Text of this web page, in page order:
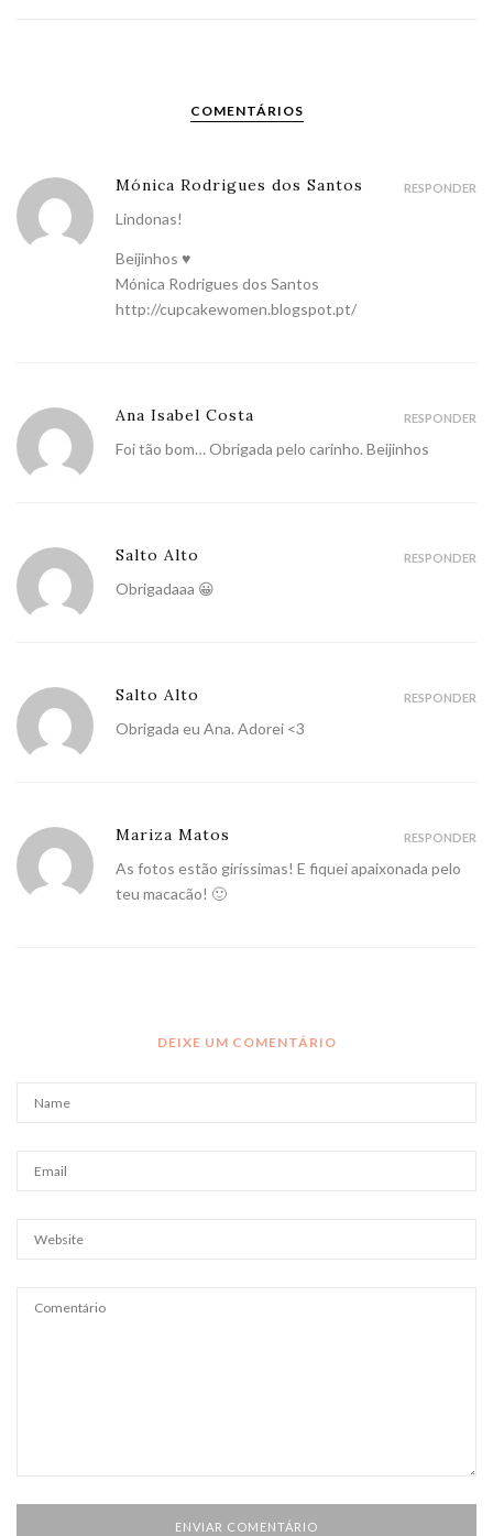
COMENTÁRIOS
Mónica Rodrigues dos Santos
Lindonas!
Beijinhos ♥
Mónica Rodrigues dos Santos
http://cupcakewomen.blogspot.pt/
RESPONDER
Ana Isabel Costa
Foi tão bom… Obrigada pelo carinho. Beijinhos
RESPONDER
Salto Alto
Obrigadaaa 😀
RESPONDER
Salto Alto
Obrigada eu Ana. Adorei <3
RESPONDER
Mariza Matos
As fotos estão giríssimas! E fiquei apaixonada pelo
teu macacão! 🙂
RESPONDER
DEIXE UM COMENTÁRIO